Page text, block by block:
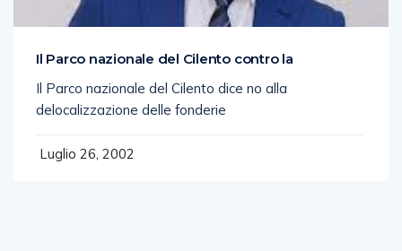
Il Parco nazionale del Cilento contro la
Il Parco nazionale del Cilento dice no alla
delocalizzazione delle fonderie
Luglio 26, 2002